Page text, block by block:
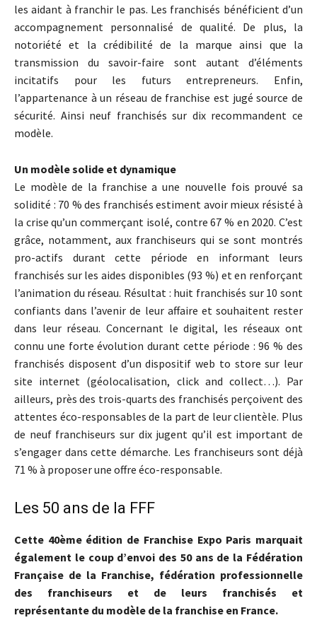
les aidant à franchir le pas. Les franchisés bénéficient d’un
accompagnement personnalisé de qualité. De plus, la
notoriété et la crédibilité de la marque ainsi que la
transmission du savoir-faire sont autant d’éléments
incitatifs pour les futurs entrepreneurs. Enfin,
l’appartenance à un réseau de franchise est jugé source de
sécurité. Ainsi neuf franchisés sur dix recommandent ce
modèle.
Un modèle solide et dynamique
Le modèle de la franchise a une nouvelle fois prouvé sa
solidité : 70 % des franchisés estiment avoir mieux résisté à
la crise qu’un commerçant isolé, contre 67 % en 2020. C’est
grâce, notamment, aux franchiseurs qui se sont montrés
pro-actifs durant cette période en informant leurs
franchisés sur les aides disponibles (93 %) et en renforçant
l’animation du réseau. Résultat : huit franchisés sur 10 sont
confiants dans l’avenir de leur affaire et souhaitent rester
dans leur réseau. Concernant le digital, les réseaux ont
connu une forte évolution durant cette période : 96 % des
franchisés disposent d’un dispositif web to store sur leur
site internet (géolocalisation, click and collect…). Par
ailleurs, près des trois-quarts des franchisés perçoivent des
attentes éco-responsables de la part de leur clientèle. Plus
de neuf franchiseurs sur dix jugent qu’il est important de
s’engager dans cette démarche. Les franchiseurs sont déjà
71 % à proposer une offre éco-responsable.
Les 50 ans de la FFF
Cette 40ème édition de Franchise Expo Paris marquait
également le coup d’envoi des 50 ans de la Fédération
Française de la Franchise, fédération professionnelle
des franchiseurs et de leurs franchisés et
représentante du modèle de la franchise en France.